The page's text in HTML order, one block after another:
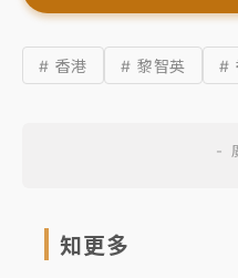
# 香港 # 黎智英 #
知更多